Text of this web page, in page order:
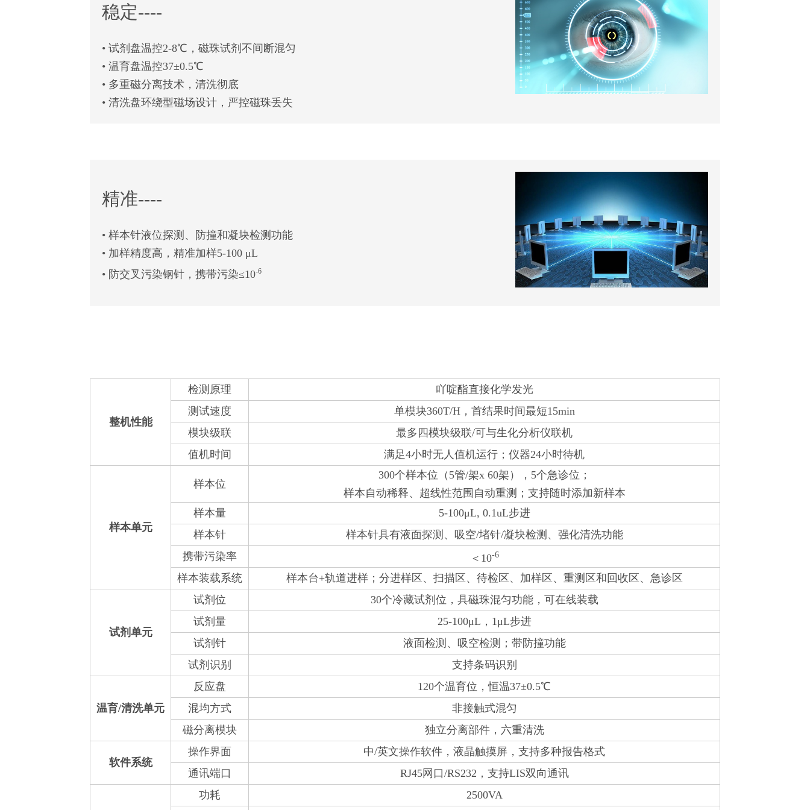
稳定----
• 试剂盘温控2-8℃，磁珠试剂不间断混匀
• 温育盘温控37±0.5℃
• 多重磁分离技术，清洗彻底
• 清洗盘环绕型磁场设计，严控磁珠丢失
精准----
• 样本针液位探测、防撞和凝块检测功能
• 加样精度高，精准加样5-100 μL
• 防交叉污染钢针，携带污染≤10-6
整机性能
检测原理
吖啶酯直接化学发光
测试速度
单模块360T/H，首结果时间最短15min
模块级联
最多四模块级联/可与生化分析仪联机
值机时间
满足4小时无人值机运行；仪器24小时待机
样本单元
样本位
300个样本位（5管/架x 60架），5个急诊位；
样本自动稀释、超线性范围自动重测；支持随时添加新样本
样本量
5-100μL, 0.1uL步进
样本针
样本针具有液面探测、吸空/堵针/凝块检测、强化清洗功能
携带污染率
＜10-6
样本装载系统 样本台+轨道进样；分进样区、扫描区、待检区、加样区、重测区和回收区、急诊区
试剂单元
试剂位
30个冷藏试剂位，具磁珠混匀功能，可在线装载
试剂量
25-100μL，1μL步进
试剂针
液面检测、吸空检测；带防撞功能
试剂识别
支持条码识别
温育/清洗单元
反应盘
120个温育位，恒温37±0.5℃
混均方式
非接触式混匀
磁分离模块
独立分离部件，六重清洗
软件系统
操作界面
中/英文操作软件，液晶触摸屏，支持多种报告格式
通讯端口
RJ45网口/RS232，支持LIS双向通讯
功耗
2500VA